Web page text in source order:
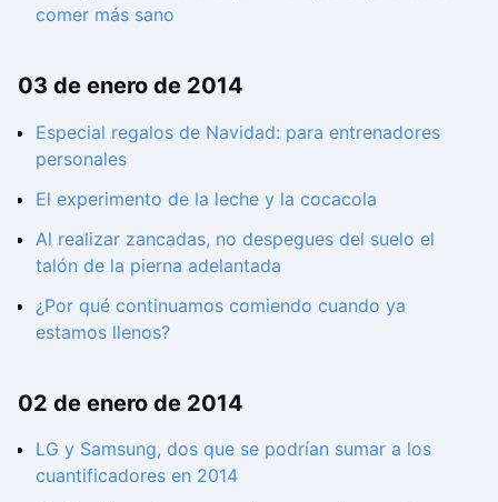
comer más sano
03 de enero de 2014
Especial regalos de Navidad: para entrenadores
personales
El experimento de la leche y la cocacola
Al realizar zancadas, no despegues del suelo el
talón de la pierna adelantada
¿Por qué continuamos comiendo cuando ya
estamos llenos?
02 de enero de 2014
LG y Samsung, dos que se podrían sumar a los
cuantificadores en 2014